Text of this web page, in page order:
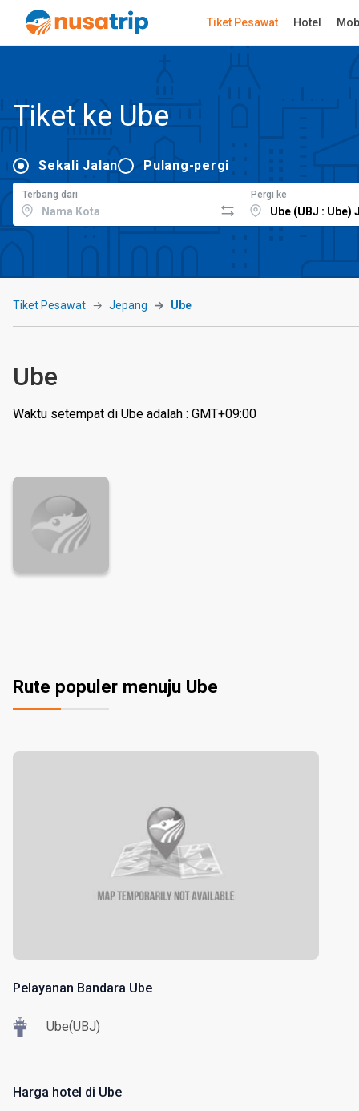
Tiket Pesawat Hotel
Tiket ke Ube
Sekali Jalan Pulang-pergi
Terbang dari Pergi ke
Tiket Pesawat Jepang Ube
Ube
Waktu setempat di Ube adalah : GMT+09:00
Rute populer menuju Ube
Pelayanan Bandara Ube
Ube(UBJ)
Harga hotel di Ube